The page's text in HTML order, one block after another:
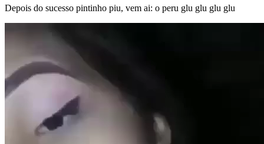
Depois do sucesso pintinho piu, vem ai: o peru glu glu glu glu